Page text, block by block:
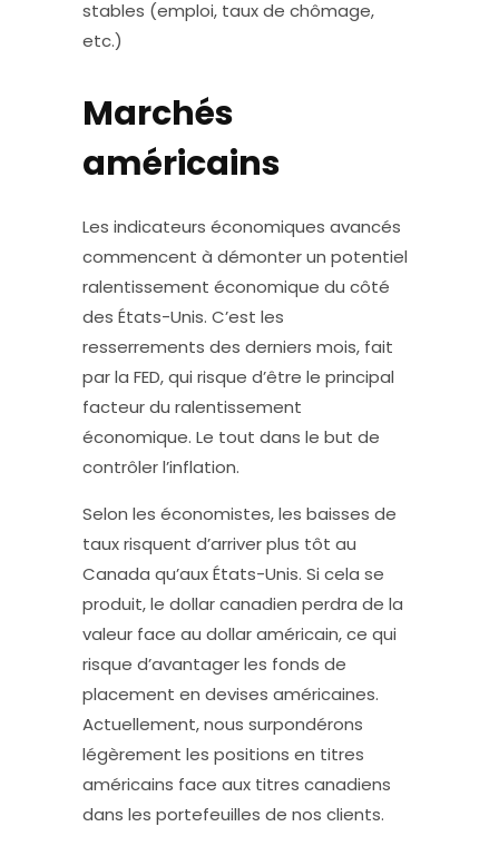
stables (emploi, taux de chômage,
etc.)
Marchés
américains
Les indicateurs économiques avancés
commencent à démonter un potentiel
ralentissement économique du côté
des États-Unis. C’est les
resserrements des derniers mois, fait
par la FED, qui risque d’être le principal
facteur du ralentissement
économique. Le tout dans le but de
contrôler l’inflation.
Selon les économistes, les baisses de
taux risquent d’arriver plus tôt au
Canada qu’aux États-Unis. Si cela se
produit, le dollar canadien perdra de la
valeur face au dollar américain, ce qui
risque d’avantager les fonds de
placement en devises américaines.
Actuellement, nous surpondérons
légèrement les positions en titres
américains face aux titres canadiens
dans les portefeuilles de nos clients.